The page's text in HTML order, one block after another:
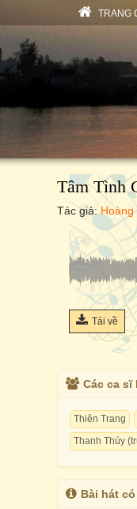
TRANG
Tâm Tình
Tác giả:
Tải về
Các ca sĩ
Thiên Trang
Thanh Thúy
Bài hát